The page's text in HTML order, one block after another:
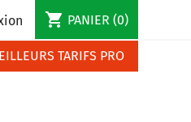
shopping_cart PANIER (0)
TARIFS PRO